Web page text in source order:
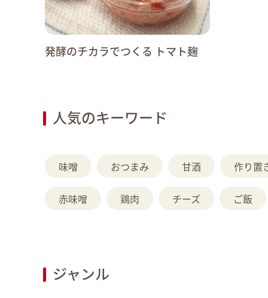
発酵のチカラでつくる トマト麹
人気のキーワード
味噌 おつまみ 甘酒 作り置
赤味噌 鶏肉 チーズ ご飯
ジャンル